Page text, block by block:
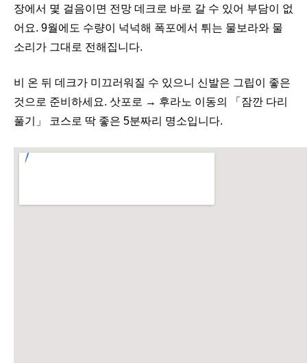
장에서 몇 걸음이면 전망 데크로 바로 갈 수 있어 부담이 없
어요. 9월에도 수량이 넉넉해 폭포에서 튀는 물보라와 물
소리가 그대로 전해집니다.
비 온 뒤 데크가 미끄러워질 수 있으니 신발은 그립이 좋은
것으로 준비하세요. 삿포로 → 후라노 이동의 「잠깐 다리
풀기」 코스로 딱 좋은 5분짜리 명소입니다.